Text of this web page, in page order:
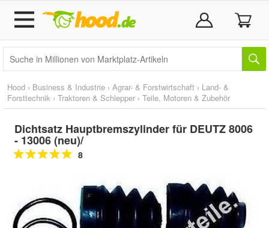
Hood › Business & Industrie › Agrar- & Forstwirtschaft › Land- &
Forsttechnik › Traktoren & Schlepper › Teile, Motoren & Zubehör
Dichtsatz Hauptbremszylinder für DEUTZ 8006
- 13006 (neu)/
8